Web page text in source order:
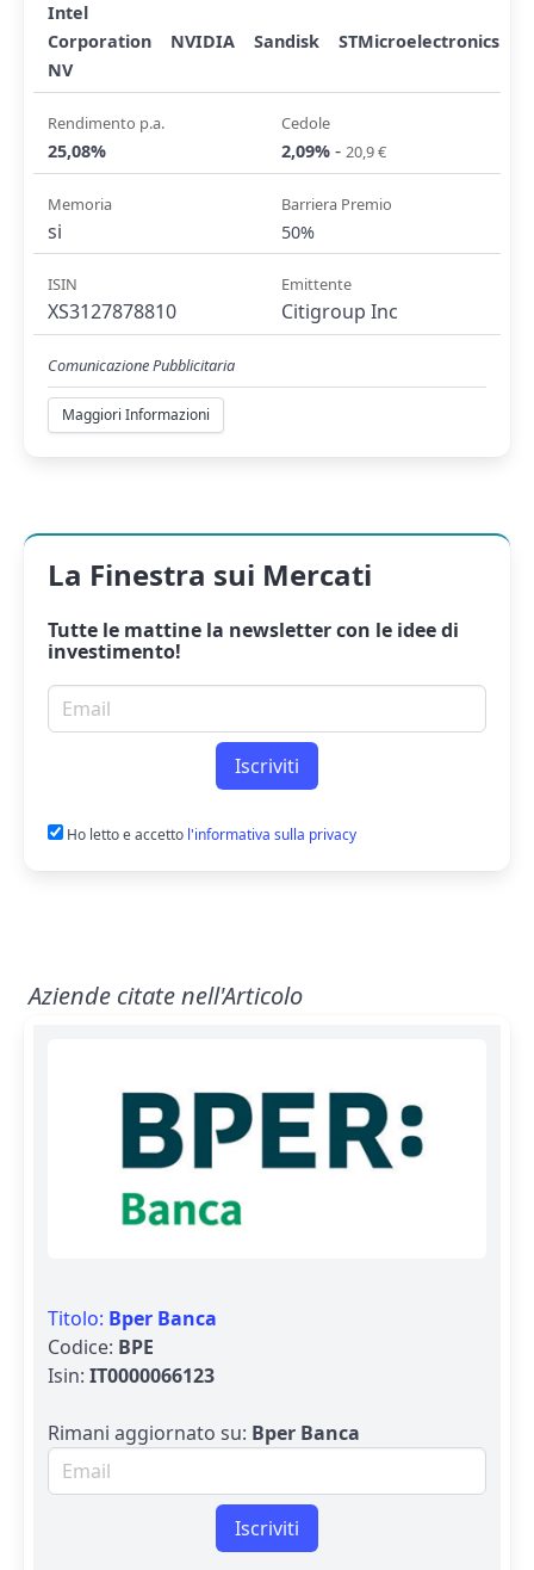
Intel
Corporation
NVIDIA Sandisk
STMicroelectronics
NV
Rendimento p.a.
25,08%
Cedole
2,09% - 20,9 €
Memoria
si
Barriera Premio
50%
ISIN
XS3127878810
Emittente
Citigroup Inc
Comunicazione Pubblicitaria
Maggiori Informazioni
La Finestra sui Mercati
Tutte le mattine la newslettercon le idee di
investimento!
Email per newsletter
Iscriviti
Ho letto e accetto l'informativa sulla privacy
Aziende citate nell'Articolo
Titolo: Bper Banca
Codice: BPE
Isin: IT0000066123
Rimani aggiornato su: Bper Banca
Email per newsletter
Iscriviti